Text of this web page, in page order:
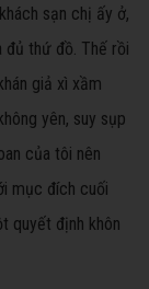
sạn chị ấy ở,
đủ thứ đồ. Thế rồi
giả xì xầm
yên, suy sụp
của tôi nên
mục đích cuối
quyết định khôn